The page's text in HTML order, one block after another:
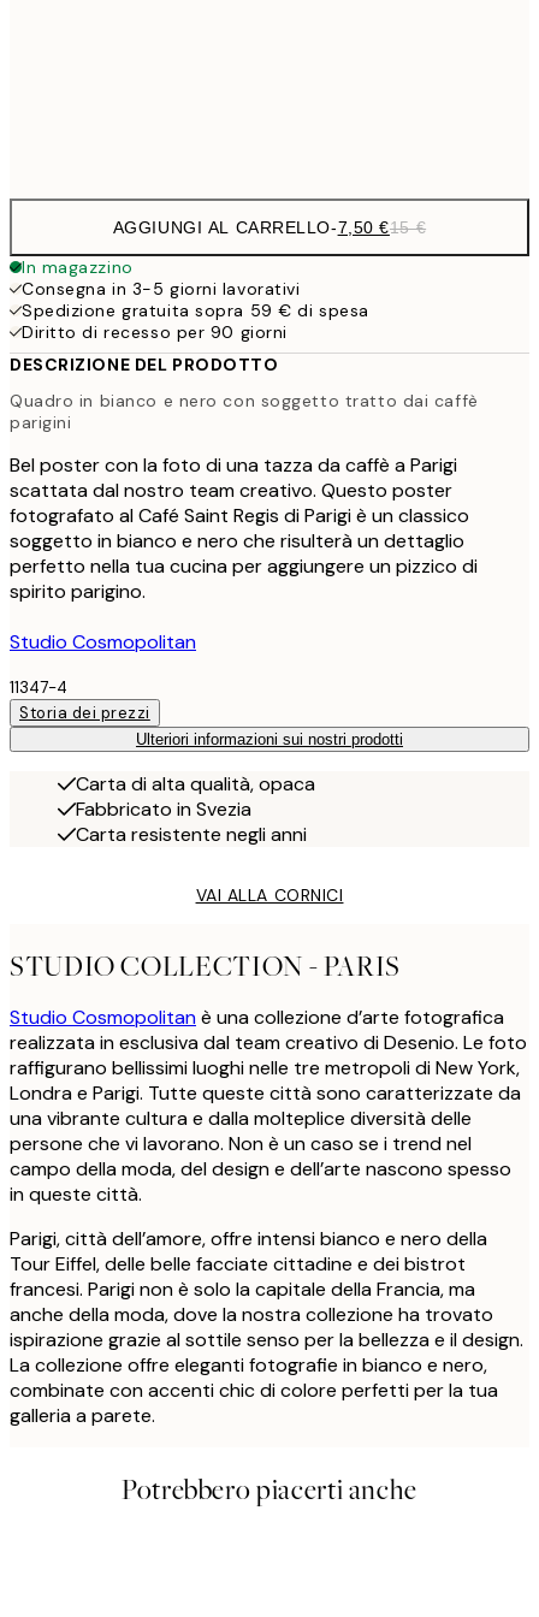
AGGIUNGI AL CARRELLO-7,50 €15 €
In magazzino
Consegna in 3-5 giorni lavorativi
Spedizione gratuita sopra 59 € di spesa
Diritto di recesso per 90 giorni
DESCRIZIONE DEL PRODOTTO
Quadro in bianco e nero con soggetto tratto dai caffè
parigini
Bel poster con la foto di una tazza da caffè a Parigi
scattata dal nostro team creativo. Questo poster
fotografato al Café Saint Regis di Parigi è un classico
soggetto in bianco e nero che risulterà un dettaglio
perfetto nella tua cucina per aggiungere un pizzico di
spirito parigino.
Studio Cosmopolitan
11347-4
Storia dei prezzi
Ulteriori informazioni sui nostri prodotti
Carta di alta qualità, opaca
Fabbricato in Svezia
Carta resistente negli anni
VAI ALLA CORNICI
STUDIO COLLECTION - PARIS
Studio Cosmopolitanè una collezione d’arte fotografica
realizzata in esclusiva dal team creativo di Desenio. Le foto
raffigurano bellissimi luoghi nelle tre metropoli di New York,
Londra e Parigi. Tutte queste città sono caratterizzate da
una vibrante cultura e dalla molteplice diversità delle
persone che vi lavorano. Non è un caso se i trend nel
campo della moda, del design e dell’arte nascono spesso
in queste città.
Parigi, città dell’amore, offre intensi bianco e nero della
Tour Eiffel, delle belle facciate cittadine e dei bistrot
francesi. Parigi non è solo la capitale della Francia, ma
anche della moda, dove la nostra collezione ha trovato
ispirazione grazie al sottile senso per la bellezza e il design.
La collezione offre eleganti fotografie in bianco e nero,
combinate con accenti chic di colore perfetti per la tua
galleria a parete.
Potrebbero piacerti anche